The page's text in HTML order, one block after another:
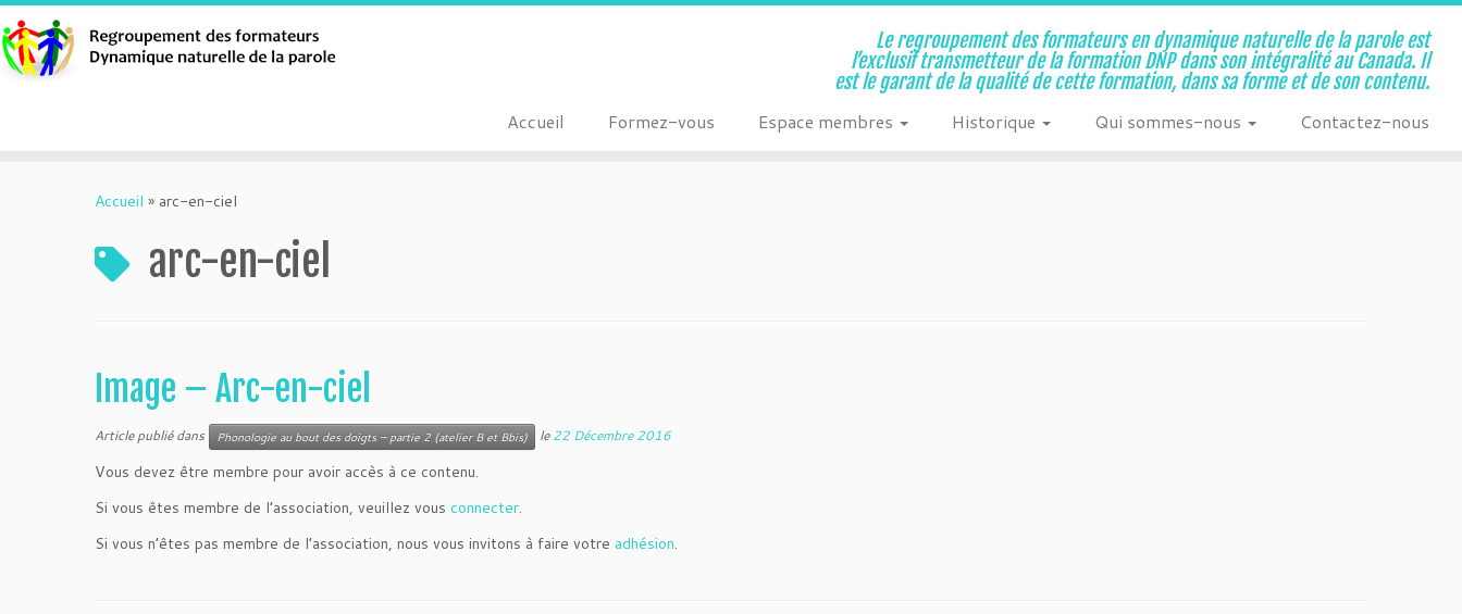
Le regroupement des formateurs en dynamique naturelle de la parole est
l’exclusif transmetteur de la formation DNP dans son intégralité au Canada. Il
est le garant de la qualité de cette formation, dans sa forme et de son contenu.
Accueil Formez-vous Espace membres Historique Qui sommes-nous Contactez-nous
Accueil » arc-en-ciel
arc-en-ciel
Image – Arc-en-ciel
Article publié dans Phonologie au bout des doigts – partie 2 (atelier B et Bbis) le22 Décembre 2016
Vous devez être membre pour avoir accès à ce contenu.
Si vous êtes membre de l’association, veuillez vous connecter.
Si vous n’êtes pas membre de l’association, nous vous invitons à faire votre adhésion.